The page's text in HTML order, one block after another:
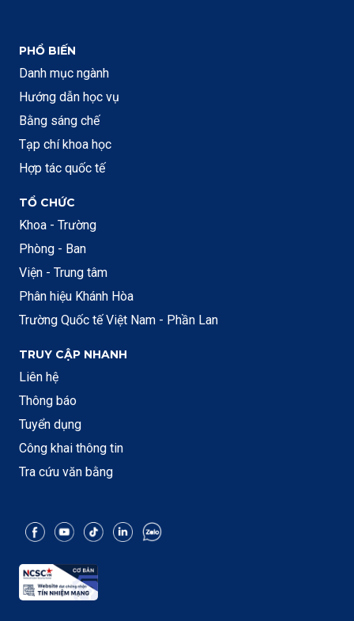
PHỔ BIẾN
Danh mục ngành
Hướng dẫn học vụ
Bằng sáng chế
Tạp chí khoa học
Hợp tác quốc tế
TỔ CHỨC
Khoa - Trường
Phòng - Ban
Viện - Trung tâm
Phân hiệu Khánh Hòa
Trường Quốc tế Việt Nam - Phần Lan
TRUY CẬP NHANH
Liên hệ
Thông báo
Tuyển dụng
Công khai thông tin
Tra cứu văn bằng